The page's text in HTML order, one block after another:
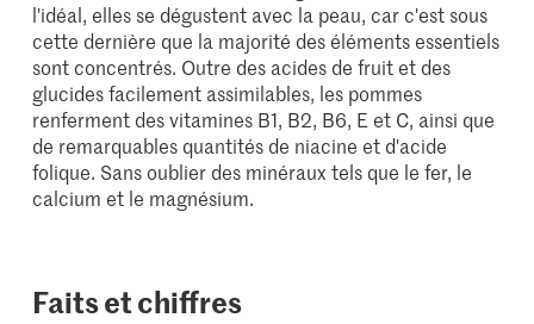
l'idéal, elles se dégustent avec la peau, car c'est sous
cette dernière que la majorité des éléments essentiels
sont concentrés. Outre des acides de fruit et des
glucides facilement assimilables, les pommes
renferment des vitamines B1, B2, B6, E et C, ainsi que
de remarquables quantités de niacine et d'acide
folique. Sans oublier des minéraux tels que le fer, le
calcium et le magnésium.
Faits et chiffres